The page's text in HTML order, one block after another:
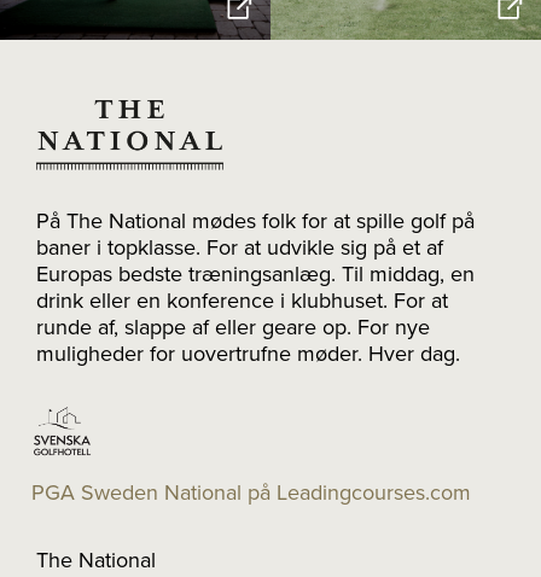
På The National mødes folk for at spille golf på
baner i topklasse. For at udvikle sig på et af
Europas bedste træningsanlæg. Til middag, en
drink eller en konference i klubhuset. For at
runde af, slappe af eller geare op. For nye
muligheder for uovertrufne møder. Hver dag.
PGA Sweden National på Leadingcourses.com
The National